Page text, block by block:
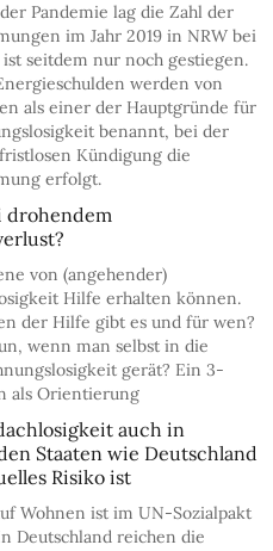
Pandemie lag die Zahl der
im Jahr 2019 in NRW bei
ist seitdem nur noch gestiegen.
werden von
als einer der Hauptgründe für
benannt, bei der
Kündigung die
erfolgt.
drohendem
von (angehender)
Hilfe erhalten können.
der Hilfe gibt es und für wen?
wenn man selbst in die
gerät? Ein 3-
als Orientierung
auch in
Staaten wie Deutsch­land
Risiko ist
Wohnen ist im UN-Sozialpakt
Deutschland reichen die